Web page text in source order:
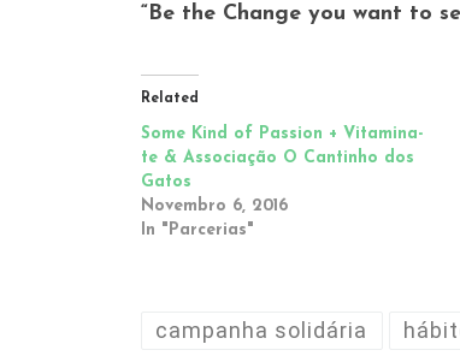
“Be the Change you want to
Related
Some Kind of Passion + Vitamina-
te & Associação O Cantinho dos
Gatos
Novembro 6, 2016
In "Parcerias"
campanha solidária